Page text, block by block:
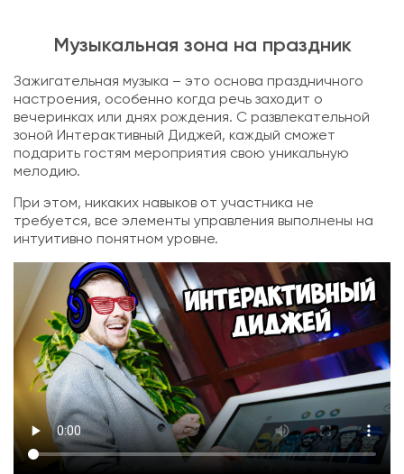
Музыкальная зона на праздник
Зажигательная музыка – это основа праздничного
настроения, особенно когда речь заходит о
вечеринках или днях рождения. С развлекательной
зоной Интерактивный Диджей, каждый сможет
подарить гостям мероприятия свою уникальную
мелодию.
При этом, никаких навыков от участника не
требуется, все элементы управления выполнены на
интуитивно понятном уровне.